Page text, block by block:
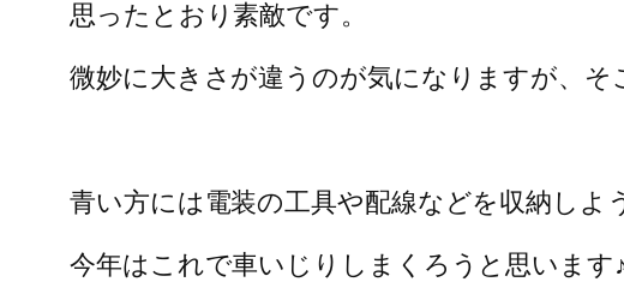
思ったとおり素敵です。
微妙に大きさが違うのが気になりますが、そ
青い方には電装の工具や配線などを収納しよ
今年はこれで車いじりしまくろうと思います♪